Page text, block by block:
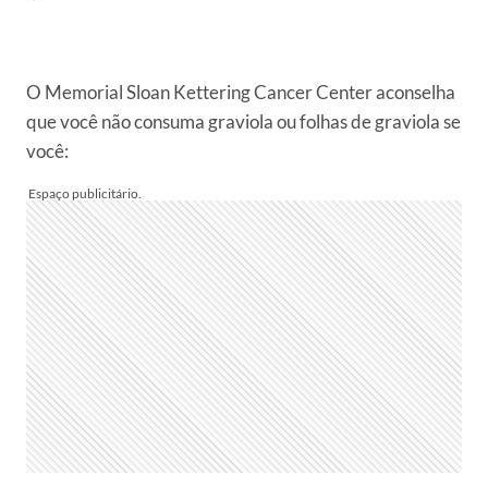
O Memorial Sloan Kettering Cancer Center aconselha
que você não consuma graviola ou folhas de graviola se
você: